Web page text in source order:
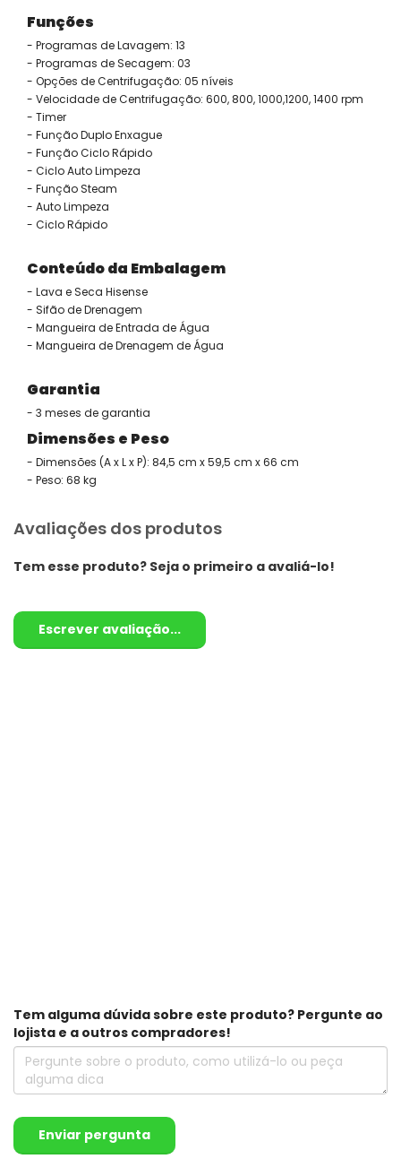
Funções
- Programas de Lavagem: 13
- Programas de Secagem: 03
- Opções de Centrifugação: 05 níveis
- Velocidade de Centrifugação: 600, 800, 1000,1200, 1400 rpm
- Timer
- Função Duplo Enxague
- Função Ciclo Rápido
- Ciclo Auto Limpeza
- Função Steam
- Auto Limpeza
- Ciclo Rápido
Conteúdo da Embalagem
- Lava e Seca Hisense
- Sifão de Drenagem
- Mangueira de Entrada de Água
- Mangueira de Drenagem de Água
Garantia
- 3 meses de garantia
Dimensões e Peso
- Dimensões (A x L x P): 84,5 cm x 59,5 cm x 66 cm
- Peso: 68 kg
Avaliações dos produtos
Tem esse produto? Seja o primeiro a avaliá-lo!
Escrever avaliação...
Tem alguma dúvida sobre este produto? Pergunte ao
lojista e a outros compradores!
Enviar pergunta